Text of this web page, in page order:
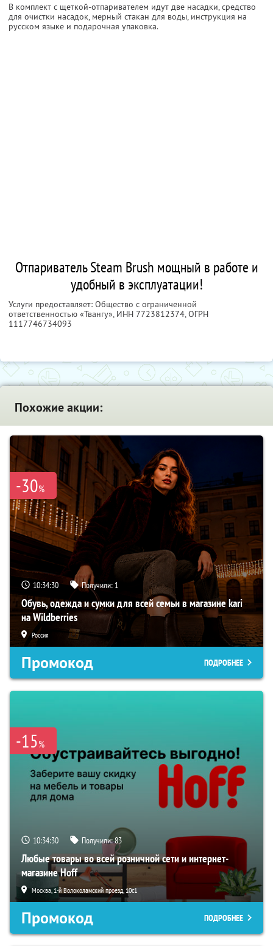
В комплект с щеткой-отпаривателем идут две насадки, средство
для очистки насадок, мерный стакан для воды, инструкция на
русском языке и подарочная упаковка.
Отпариватель Steam Brush мощный в работе и
удобный в эксплуатации!
Услуги предоставляет: Общество с ограниченной
ответственностью «Твангу», ИНН 7723812374, ОГРН
1117746734093
Похожие акции:
-30%
10:34:29 Получили: 1
Обувь, одежда и сумки для всей семьи в магазине kari
на Wildberries
Россия
Промокод ПОДРОБНЕЕ
-15%
10:34:29 Получили:83
Любые товары во всей розничной сети и интернет-
магазине Hoff
Москва, 1-й Волоколамский проезд, 10с1
Промокод ПОДРОБНЕЕ